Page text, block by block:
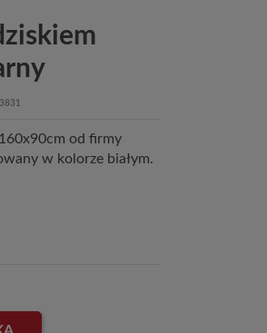
160x90cm od firmy
w kolorze białym.